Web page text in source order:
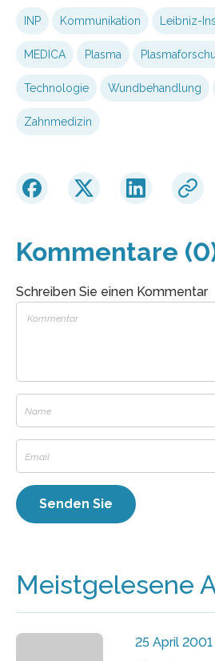
INP Kommunikation Leibniz-
MEDICA Plasma
Technologie Wundbehandlung
Zahnmedizin
Kommentare
Schreiben Sie einen Kommentar
Meistgelesene
25 April 2001